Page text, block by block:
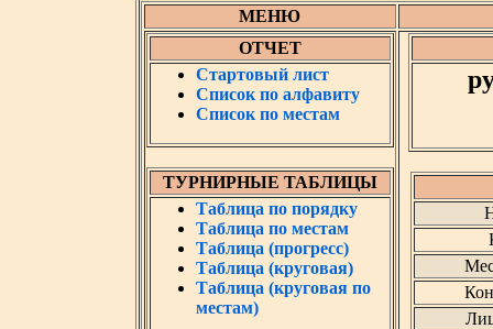
МЕНЮ
ОТЧЕТ
Стартовый лист
Список по алфавиту
Список по местам
ТУРНИРНЫЕ ТАБЛИЦЫ
Таблица по порядку
Таблица по местам
Таблица (прогресс)
Таблица (круговая)
Таблица (круговая по
местам)